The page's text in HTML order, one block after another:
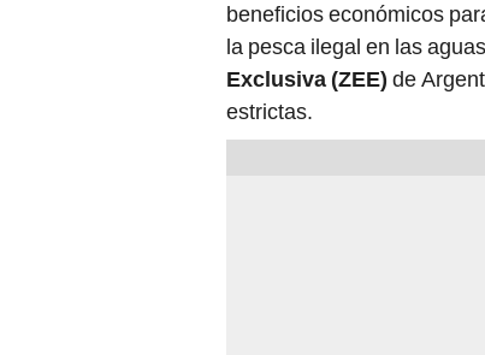
beneficios económicos
la pesca ilegal en las
Exclusiva (ZEE) de
estrictas.